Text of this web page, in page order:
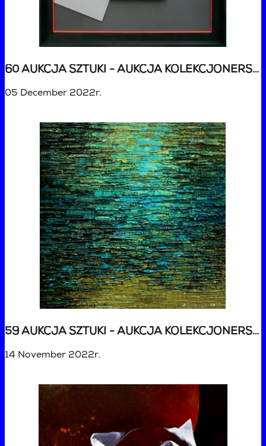
60 AUKCJA SZTUKI - AUKCJA KOLEKCJONERSKA ŚWIĄTECZNA
05 December 2022r.
59 AUKCJA SZTUKI - AUKCJA KOLEKCJONERSKA
14 November 2022r.